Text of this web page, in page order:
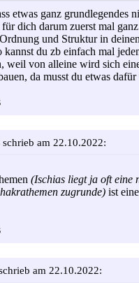
etwas ganz grundlegendes
dich darum zuerst mal
und Struktur in
kannst du zb einfach mal
weil von alleine wird sich
da musst du etwas dafür
schrieb am 22.10.2022:
(Ischias liegt ja oft eine
zugrunde) ist
am 22.10.2022: